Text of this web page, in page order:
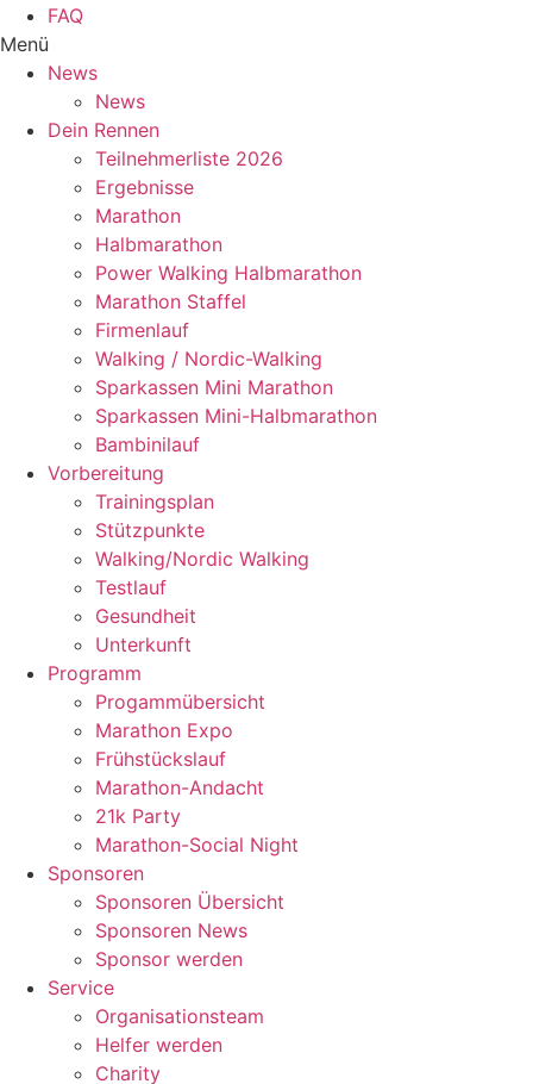
FAQ
Menü
News
News
Dein Rennen
Teilnehmerliste 2026
Ergebnisse
Marathon
Halbmarathon
Power Walking Halbmarathon
Marathon Staffel
Firmenlauf
Walking / Nordic-Walking
Sparkassen Mini Marathon
Sparkassen Mini-Halbmarathon
Bambinilauf
Vorbereitung
Trainingsplan
Stützpunkte
Walking/Nordic Walking
Testlauf
Gesundheit
Unterkunft
Programm
Progammübersicht
Marathon Expo
Frühstückslauf
Marathon-Andacht
21k Party
Marathon-Social Night
Sponsoren
Sponsoren Übersicht
Sponsoren News
Sponsor werden
Service
Organisationsteam
Helfer werden
Charity